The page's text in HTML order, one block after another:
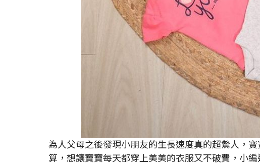
為人父母之後發現小朋友的生長速度真的超驚人，
算，想讓寶寶每天都穿上美美的衣服又不破費，小